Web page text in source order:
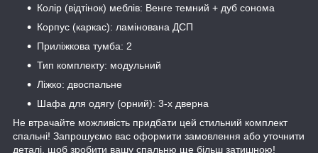
Колір (відтінок) меблів: Венге темний + дуб сонома
Корпус (каркас): ламінована ДСП
Приліжкова тумба: 2
Тип комплекту: модульний
Ліжко: двоспальне
Шафа для одягу (орний): 3-х дверна
Не втрачайте можливість придбати цей стильний комплект
спальні! Запрошуємо вас оформити замовлення або уточнити
деталі, щоб зробити вашу спальню ще більш затишною!